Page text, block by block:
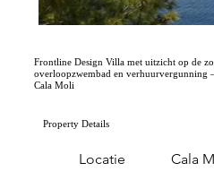
Frontline Design Villa met uitzicht op de
overloopzwembad en verhuurvergunning
Cala Moli
Property Details
Locatie Cala